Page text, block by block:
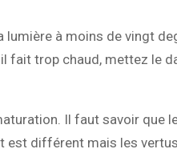
lumière à moins de vingt
il fait trop chaud, mettez le
Il faut savoir que
est différent mais les